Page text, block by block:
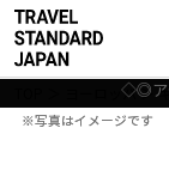
ヨーロッパ◇◎ア
※写真はイメージです
※写真はイメージです